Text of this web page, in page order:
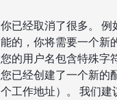
你已经取消了很多。
能的，你将需要一个新
您的用户名包含特殊字
您已经创建了一个新的
个工作地址）。 我们